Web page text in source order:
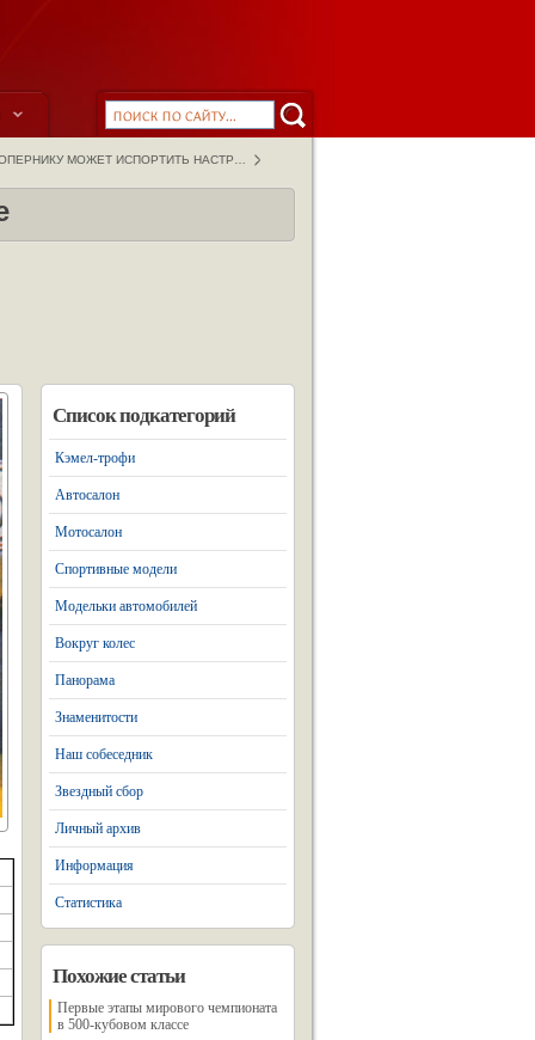
МОЖЕТ ИСПОРТИТЬ НАСТР…
Список подкатегорий
Кэмел-трофи
Автосалон
Мотосалон
Спортивные модели
Модельки автомобилей
Вокруг колес
Панорама
Знаменитости
Наш собеседник
Звездный сбор
Личный архив
Информация
Статистика
Похожие статьи
Первые этапы мирового чемпионата
в 500-кубовом классе